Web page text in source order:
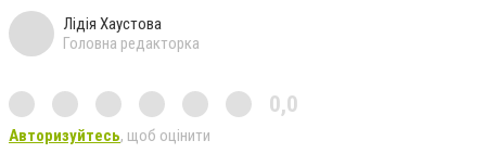
Лідія Хаустова
Головна редакторка
0,0
Авторизуйтесь, щоб оцінити